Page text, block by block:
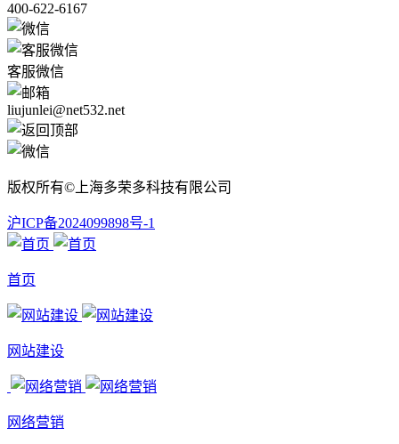
400-622-6167
客服微信
liujunlei@net532.net
版权所有©上海多荣多科技有限公司
沪ICP备2024099898号-1
首页
网站建设
网络营销